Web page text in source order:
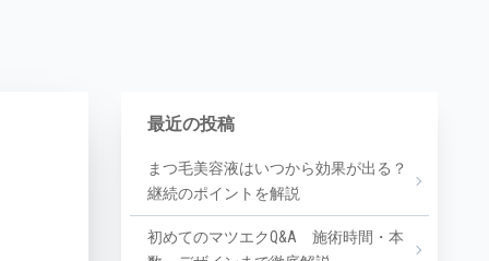
最近の投稿
まつ毛美容液はいつから効果が出る？
継続のポイントを解説
初めてのマツエクQ&A 施術時間・本